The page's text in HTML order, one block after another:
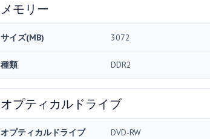
メモリー
サイズ(MB) 3072
種類 DDR2
オプティカルドライブ
オプティカルドライブ DVD-RW